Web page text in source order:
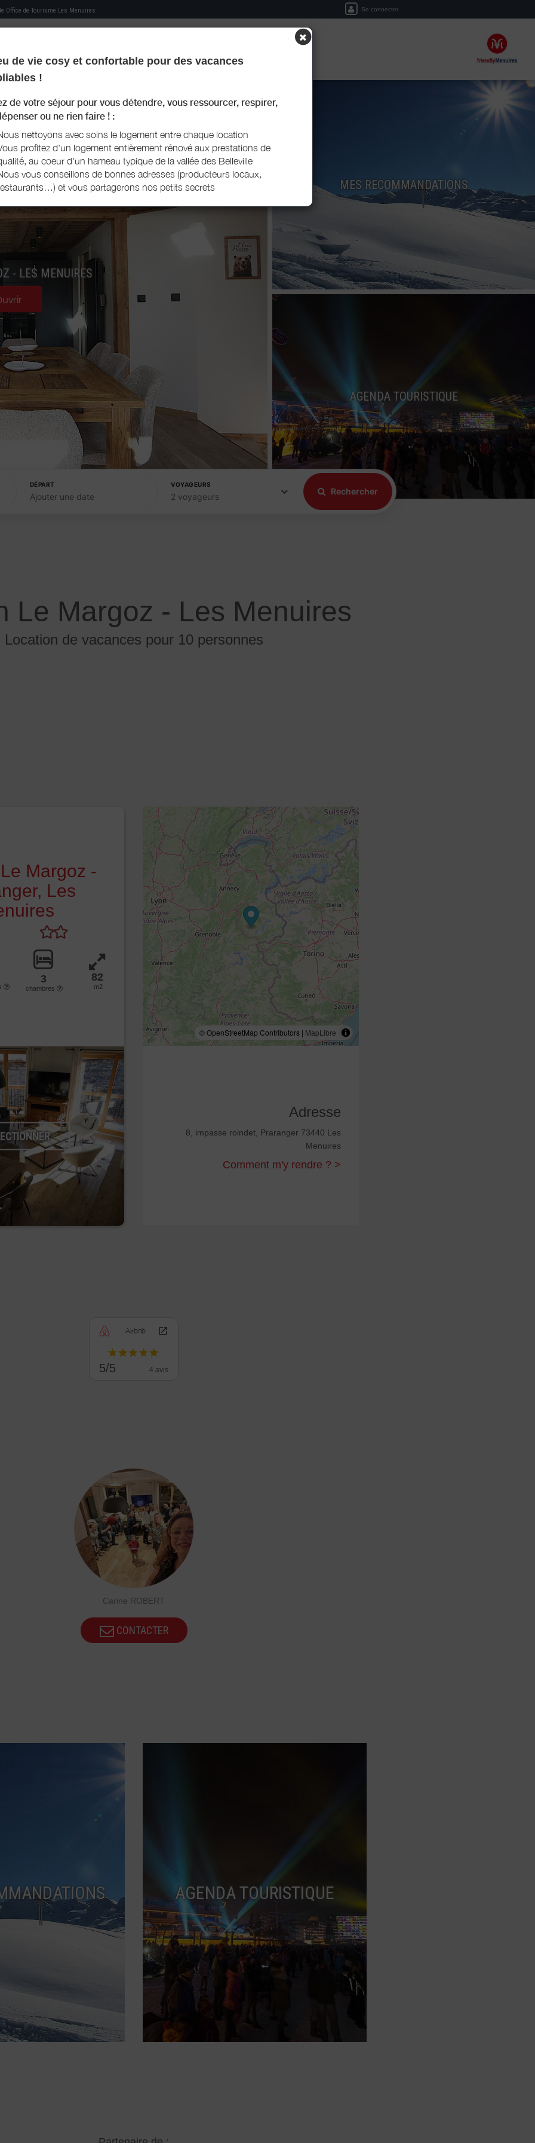
Office de Tourisme Les Menuires Se connecter
MON HÉBERGEMENT MES RECOMMANDATIONS MON LIVRET D'ACCUEIL
de vie cosy et confortable pour des vacances
!
de votre séjour pour vous détendre, vous ressourcer, respirer,
ou ne rien faire ! :
nettoyons avec soins le logement entre chaque location
profitez d'un logement entièrement rénové aux prestations de
au coeur d'un hameau typique de la vallée des Belleville
vous conseillons de bonnes adresses (producteurs locaux,
et vous partagerons nos petits secrets
- LES MENUIRES
MES RECOMMANDATIONS
AGENDA TOURISTIQUE
DÉPART
Ajouter une date
VOYAGEURS
2 voyageurs
Rechercher
Le Margoz - Les Menuires
Location de vacances pour 10 personnes
Margoz -
Les
3
chambres
82
m2
© OpenStreetMap Contributors | MapLibre
Adresse
8, impasse roindet, Praranger 73440 Les
Menuires
Comment m'y rendre ? >
Airbnb
5/5 4 avis
Carine ROBERT
CONTACTER
AGENDA TOURISTIQUE